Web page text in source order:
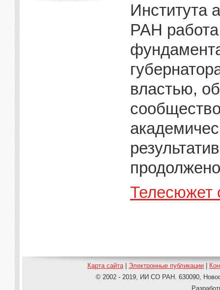
Института
РАН
властью,
Телесюжет
Карта сайта| Электронные публикации
© 2002 - 2019, ИИ СО РАН. 630090,